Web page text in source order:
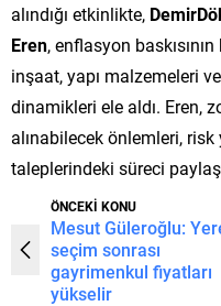
alındığı etkinlikte,
Eren, enflasyon
inşaat, yapı malzemeleri
dinamikleri ele aldı. Eren,
alınabilecek önlemleri, risk
taleplerindeki süreci
ÖNCEKİ KONU
Mesut Güleroğlu:
seçim sonrası
gayrimenkul fiyatları
yükselir